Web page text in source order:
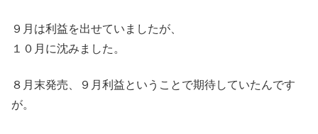
９月は利益を出せていましたが、
１０月に沈みました。
８月末発売、９月利益ということで期待していたんです
が。